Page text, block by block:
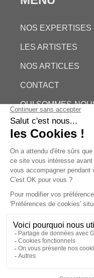
NOS EXPERTISES
LES ARTISTES
NOS ARTICLES
CONTACT
QUI SOMMES-
ESTIMATION
PHILOB
MENTIONS